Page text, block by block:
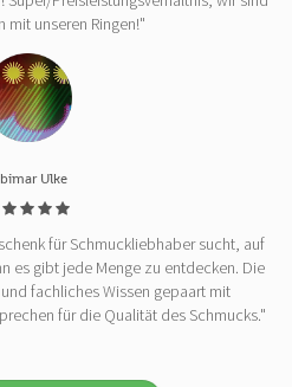
mit unseren Ringen!"
Ulke
für Schmuckliebhaber sucht, auf
es gibt jede Menge zu entdecken. Die
fachliches Wissen gepaart mit
für die Qualität des Schmucks."